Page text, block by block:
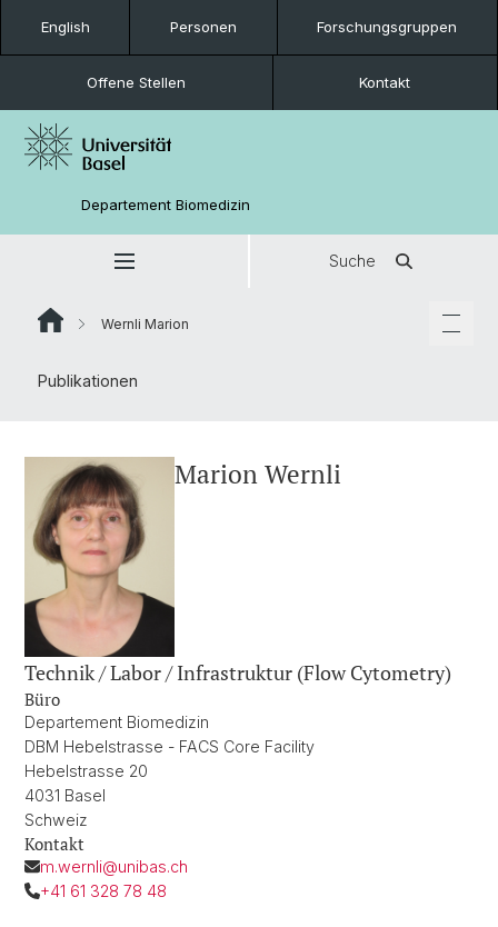
English Personen Forschungsgruppen
Offene Stellen Kontakt
Departement Biomedizin
Suche
Wernli Marion
Publikationen
Marion Wernli
Technik / Labor / Infrastruktur (Flow Cytometry)
Büro
Departement Biomedizin
DBM Hebelstrasse - FACS Core Facility
Hebelstrasse 20
4031 Basel
Schweiz
Kontakt
m.wernli@unibas.ch
+41 61 328 78 48